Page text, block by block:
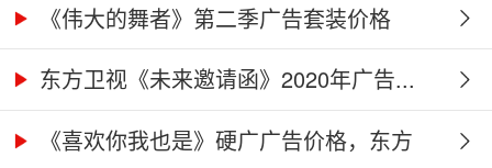
《伟大的舞者》第二季广告套装价格
（硬...
东方卫视《未来邀请函》2020年广告...
《喜欢你我也是》硬广广告价格，东方